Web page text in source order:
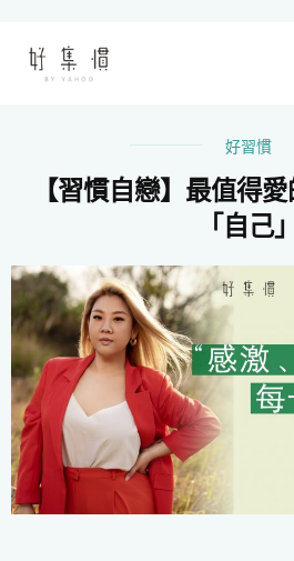
好習慣
【習慣自戀】最值得
「自己」